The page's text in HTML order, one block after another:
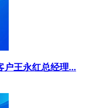
户王永红总经理...